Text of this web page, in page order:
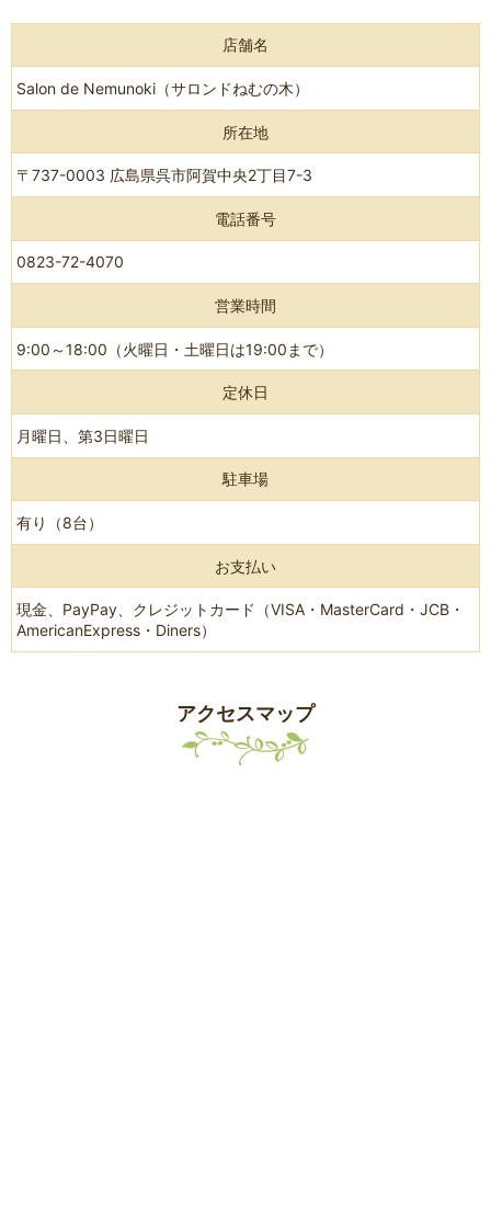
店舗名
Salon de Nemunoki（サロンドねむの木）
所在地
〒737-0003 広島県呉市阿賀中央2丁目7-3
電話番号
0823-72-4070
営業時間
9:00～18:00（火曜日・土曜日は19:00まで）
定休日
月曜日、第3日曜日
駐車場
有り（8台）
お支払い
現金、PayPay、クレジットカード（VISA・MasterCard・JCB・
AmericanExpress・Diners）
アクセスマップ